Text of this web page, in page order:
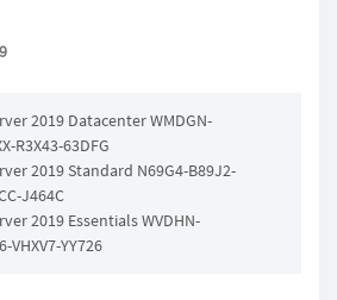
2019 Datacenter WMDGN-
R3X43-63DFG
2019 Standard N69G4-B89J2-
J464C
2019 Essentials WVDHN-
VHXV7-YY726